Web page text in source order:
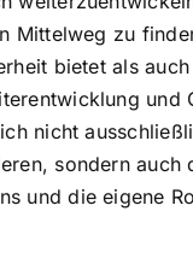
Mittelweg zu
bietet als
und
nicht
sondern auch
und die eigene